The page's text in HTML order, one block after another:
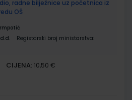
dio, radne bilježnice uz početnica iz
OŠ
d.d.
Registarski broj ministarstva:
CIJENA: 10,50 €